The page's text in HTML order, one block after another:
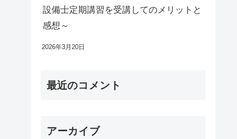
設備士定期講習を受講してのメリットと
感想～
2026年3月20日
最近のコメント
アーカイブ